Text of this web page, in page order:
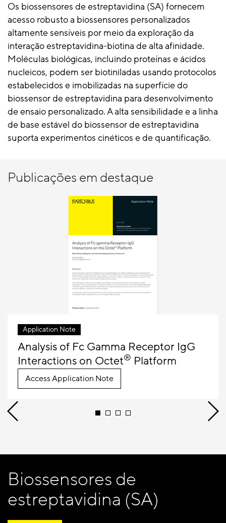
Os biossensores de estreptavidina (SA) fornecem
acesso robusto a biossensores personalizados
altamente sensíveis por meio da exploração da
interação estreptavidina-biotina de alta afinidade.
Moléculas biológicas, incluindo proteínas e ácidos
nucleicos, podem ser biotiniladas usando protocolos
estabelecidos e imobilizadas na superfície do
biossensor de estreptavidina para desenvolvimento
de ensaio personalizado. A alta sensibilidade e a linha
de base estável do biossensor de estreptavidina
suporta experimentos cinéticos e de quantificação.
Publicações em destaque
Application Note
Analysis of Fc Gamma Receptor IgG
Interactions on Octet® Platform
Access Application Note
Biossensores de
estreptavidina (SA)